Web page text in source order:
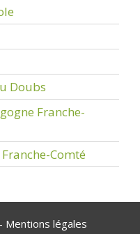
Doubs
Franche-
Comté
Mentions légales